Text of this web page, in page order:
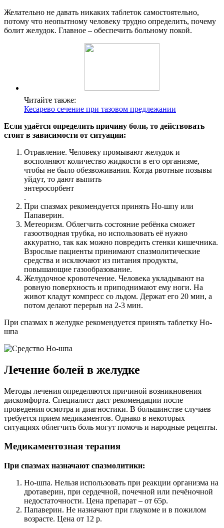
Желательно не давать никаких таблеток самостоятельно,
потому что неопытному человеку трудно определить, почему
болит желудок. Главное – обеспечить больному покой.
Читайте также:
Кесарево сечение при тазовом предлежании
Если удаётся определить причину боли, то действовать
стоит в зависимости от ситуации:
Отравление. Человеку промывают желудок и
восполняют количество жидкости в его организме,
чтобы не было обезвоживания. Когда рвотные позывы
уйдут, то дают выпить
энтеросорбент
.
При спазмах рекомендуется принять Но-шпу или
Папаверин.
Метеоризм. Облегчить состояние ребёнка сможет
газоотводная трубка, но использовать её нужно
аккуратно, так как можно повредить стенки кишечника.
Взрослые пациенты принимают спазмолитические
средства и исключают из питания продукты,
повышающие газообразование.
Желудочное кровотечение. Человека укладывают на
ровную поверхность и приподнимают ему ноги. На
живот кладут компресс со льдом. Держат его 20 мин, а
потом делают перерыв на 2-3 мин.
При спазмах в желудке рекомендуется принять таблетку Но-
шпа
Лечение болей в желудке
Методы лечения определяются причиной возникновения
дискомфорта. Специалист даст рекомендации после
проведения осмотра и диагностики. В большинстве случаев
требуется прием медикаментов. Однако в некоторых
ситуациях облегчить боль могут помочь и народные рецепты.
Медикаментозная терапия
При спазмах назначают спазмолитики:
Но-шпа. Нельзя использовать при реакции организма на
дротаверин, при сердечной, почечной или печёночной
недостаточности. Цена препарат – от 65р.
Папаверин. Не назначают при глаукоме и в пожилом
возрасте. Цена от 12 р.